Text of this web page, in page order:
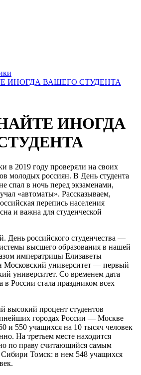
ИНОГДА ВАШЕГО СТУДЕНТА
ИНОГДА
в 2019 году проверяли на своих
молодых россиян. В День студента
спал в ночь перед экзаменами,
«автоматы». Рассказываем,
перепись населения
и важна для студенческой
День российского студенчества —
высшего образования в нашей
императрицы Елизаветы
Московский университет — первый
университет. Со временем дата
в России стала праздником всех
высокий процент студентов
городах России — Москве
и 550 учащихся на 10 тысяч человек
На третьем месте находится
по праву считающийся самым
Сибири Томск: в нем 548 учащихся